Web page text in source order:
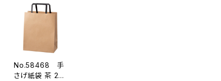
No.58468 手
さげ紙袋 茶 22